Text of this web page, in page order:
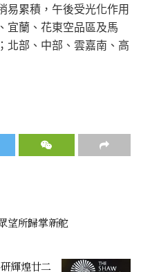
易累積，午後受光化作用
宜蘭、花東空品區及馬
北部、中部、雲嘉南、高
望所歸掌新舵
輝煌廿二